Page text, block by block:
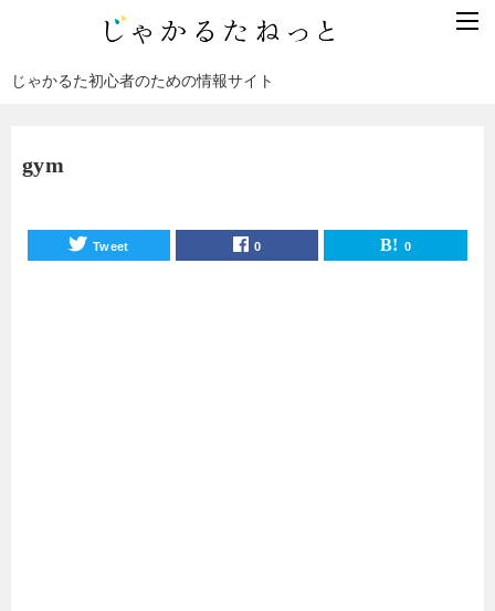
じゃかるた初心者のための情報サイト
gym
Tweet 0 0